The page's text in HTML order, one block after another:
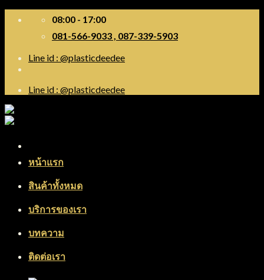
08:00 - 17:00
081-566-9033 , 087-339-5903
Line id : @plasticdeedee
Line id : @plasticdeedee
หน้าแรก
สินค้าทั้งหมด
บริการของเรา
บทความ
ติดต่อเรา